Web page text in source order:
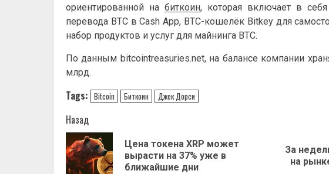
ориентированной на биткоин, которая включает в
перевода BTC в Cash App, BTC-кошелёк Bitkey для
набор продуктов и услуг для майнинга BTC.
По данным bitcointreasuries.net, на балансе компании
млрд.
Tags: Bitcoin Биткоин Джек Дорси
Навигация
записи
Назад
запись:
Цена токена XRP может
вырасти на 37% уже в
ближайшие дни
Следующая
запись:
За
на